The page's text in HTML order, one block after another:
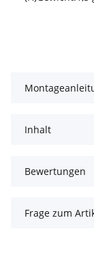
Inhalt
Bewertungen
Frage zum